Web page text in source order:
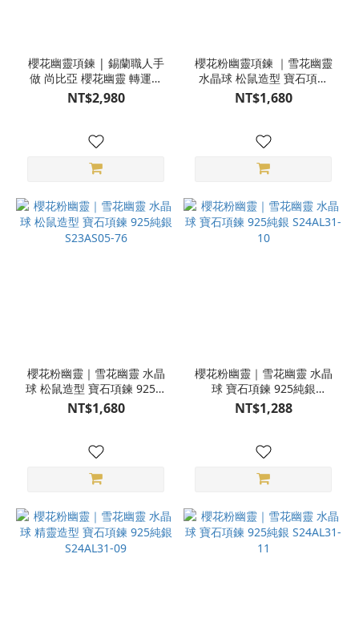
櫻花幽靈項鍊 | 錫蘭職人手
做 尚比亞 櫻花幽靈 轉運球
水晶球項鍊 925純銀
S24AG05-38
NT$2,980
櫻花粉幽靈項鍊 ｜雪花幽靈
水晶球 松鼠造型 寶石項鍊
925純銀 S23AS05-75
NT$1,680
櫻花粉幽靈｜雪花幽靈 水晶
球 松鼠造型 寶石項鍊 925純
銀 S23AS05-76
NT$1,680
櫻花粉幽靈｜雪花幽靈 水晶
球 寶石項鍊 925純銀
S24AL31-10
NT$1,288